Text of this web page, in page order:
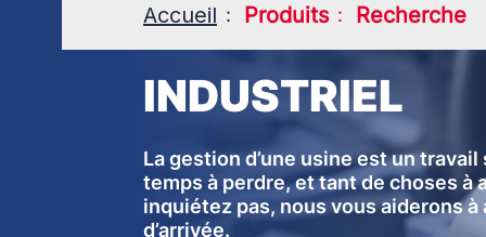
Accueil Produits Recherche
INDUSTRIEL
La gestion d’une usine est un travail
temps à perdre, et tant de choses à
inquiétez pas, nous vous aiderons
d’arrivée.